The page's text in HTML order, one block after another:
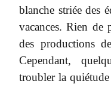
blanche striée des
vacances. Rien de
des productions
Cependant,
troubler la